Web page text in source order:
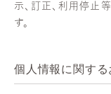
示、訂正、利用停止
す。
個人情報に関する